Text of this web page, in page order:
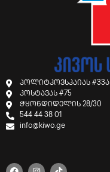
პოლიტკოვსკაიას #33ა
კოსტავას #75
ჭყონდიდელის 28/30
544 44 38 01
info@kiwo.ge